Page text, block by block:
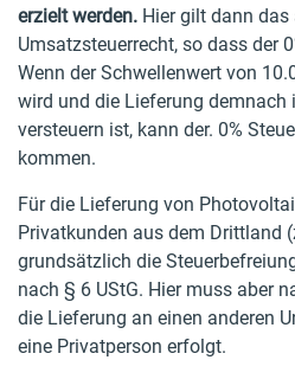
erzielt werden. Hier gilt dann
Umsatzsteuerrecht, so dass der
Wenn der Schwellenwert von
wird und die Lieferung demnach
versteuern ist, kann der. 0%
kommen.
Für die Lieferung von
Privatkunden aus dem Drittland
grundsätzlich die
nach § 6 UStG. Hier muss aber
die Lieferung an einen anderen
eine Privatperson erfolgt.